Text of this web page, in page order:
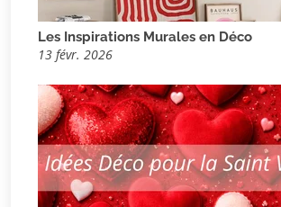
Les Inspirations Murales en Déco
13 févr. 2026